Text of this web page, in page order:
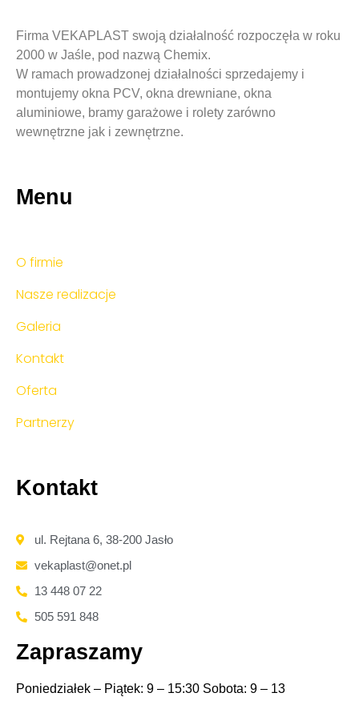
Firma VEKAPLAST swoją działalność rozpoczęła w roku
2000 w Jaśle, pod nazwą Chemix.
W ramach prowadzonej działalności sprzedajemy i
montujemy okna PCV, okna drewniane, okna
aluminiowe, bramy garażowe i rolety zarówno
wewnętrzne jak i zewnętrzne.
Menu
O firmie
Nasze realizacje
Galeria
Kontakt
Oferta
Partnerzy
Kontakt
ul. Rejtana 6, 38-200 Jasło
vekaplast@onet.pl
13 448 07 22
505 591 848
Zapraszamy
Poniedziałek – Piątek: 9 – 15:30 Sobota: 9 – 13